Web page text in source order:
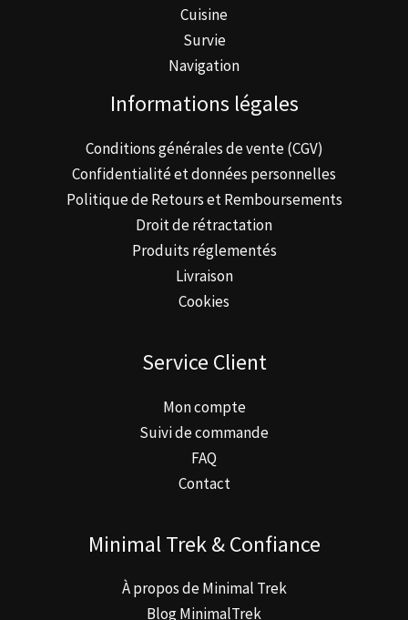
Cuisine
Survie
Navigation
Informations légales
Conditions générales de vente (CGV)
Confidentialité et données personnelles
Politique de Retours et Remboursements
Droit de rétractation
Produits réglementés
Livraison
Cookies
Service Client
Mon compte
Suivi de commande
FAQ
Contact
Minimal Trek & Confiance
À propos de Minimal Trek
Blog MinimalTrek